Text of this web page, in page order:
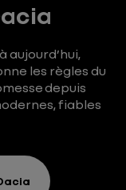
aujourd’hui,
les règles du
depuis
fiables